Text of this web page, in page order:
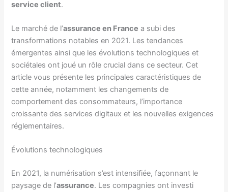
service client.
Le marché de l’assurance en France a subi des
transformations notables en 2021. Les tendances
émergentes ainsi que les évolutions technologiques et
sociétales ont joué un rôle crucial dans ce secteur. Cet
article vous présente les principales caractéristiques de
cette année, notamment les changements de
comportement des consommateurs, l’importance
croissante des services digitaux et les nouvelles exigences
réglementaires.
Évolutions technologiques
En 2021, la numérisation s’est intensifiée, façonnant le
paysage de l’assurance. Les compagnies ont investi